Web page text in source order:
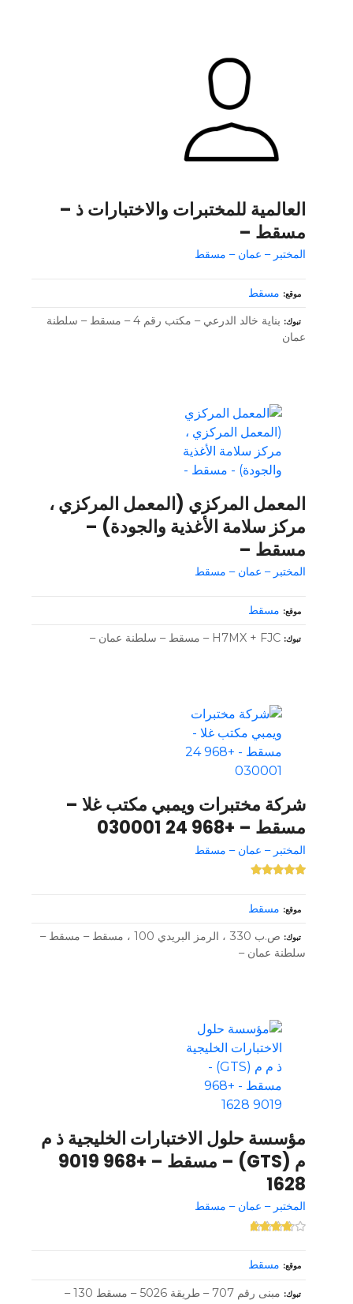
العالمية للمختبرات والاختبارات ذ –
مسقط –
المختبر – عمان – مسقط
موقع مسقط
تبوك
بناية خالد الدرعي – مكتب رقم 4 – مسقط – سلطنة
عمان
المعمل المركزي (المعمل المركزي ،
مركز سلامة الأغذية والجودة) –
مسقط –
المختبر – عمان – مسقط
موقع مسقط
تبوك H7MX + FJC – مسقط – سلطنة عمان –
شركة مختبرات ويمبي مكتب غلا –
مسقط – +968 24 030001
المختبر – عمان – مسقط
موقع مسقط
تبوك
ص.ب 330 ، الرمز البريدي 100 ، مسقط – مسقط –
سلطنة عمان –
مؤسسة حلول الاختبارات الخليجية ذ م
م (GTS) – مسقط – +968 9019
1628
المختبر – عمان – مسقط
موقع مسقط
تبوك
مبنى رقم 707 – طريقة 5026 – مسقط 130 –